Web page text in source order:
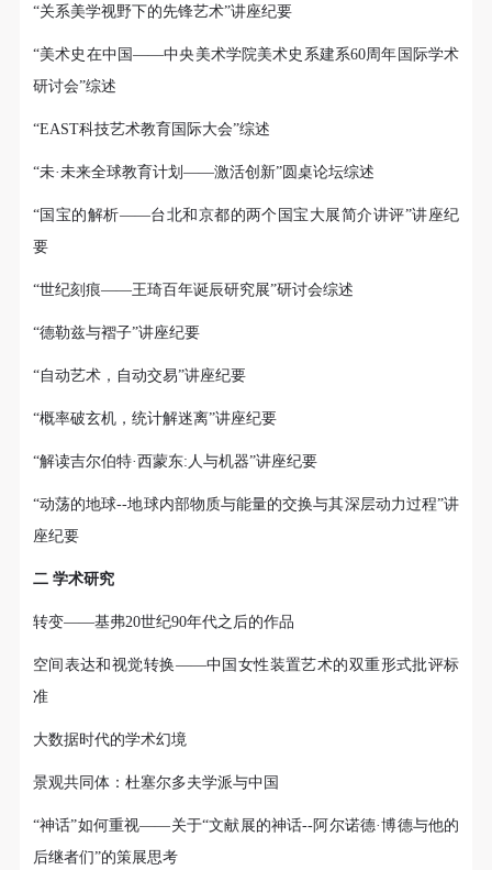
“关系美学视野下的先锋艺术”讲座纪要
“美术史在中国——中央美术学院美术史系建系60周年国际学术
研讨会”综述
“EAST科技艺术教育国际大会”综述
“未·未来全球教育计划——激活创新”圆桌论坛综述
“国宝的解析——台北和京都的两个国宝大展简介讲评”讲座纪
要
“世纪刻痕——王琦百年诞辰研究展”研讨会综述
“德勒兹与褶子”讲座纪要
“自动艺术，自动交易”讲座纪要
“概率破玄机，统计解迷离”讲座纪要
“解读吉尔伯特·西蒙东:人与机器”讲座纪要
“动荡的地球--地球内部物质与能量的交换与其深层动力过程”讲
座纪要
二 学术研究
转变——基弗20世纪90年代之后的作品
空间表达和视觉转换——中国女性装置艺术的双重形式批评标
准
大数据时代的学术幻境
景观共同体：杜塞尔多夫学派与中国
“神话”如何重视——关于“文献展的神话--阿尔诺德·博德与他的
后继者们”的策展思考
验证码
登录
可使用雅昌艺术网会员账户登录